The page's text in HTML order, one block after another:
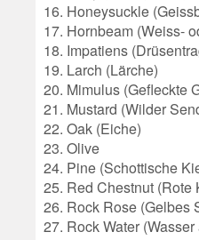
Honeysuckle
Hornbeam (Weiss-
Impatiens
Larch (Lärche)
Mimulus (Gefleckte
Mustard (Wilder
Oak (Eiche)
Olive
Pine (Schottische
Red Chestnut (Rote
Rock Rose (Gelbes
Rock Water